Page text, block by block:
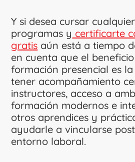
Y si desea cursar
programas y certificarte
gratis aún está a tiempo
en cuenta que el
formación presencial es
tener acompañamiento
instructores, acceso a
formación modernos e
otros aprendices y
ayudarle a vincularse
entorno laboral.